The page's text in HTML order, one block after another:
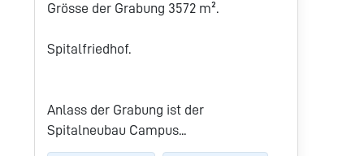
Grösse der Grabung 3572 m².
Spitalfriedhof.
Anlass der Grabung ist der
Spitalneubau Campus...